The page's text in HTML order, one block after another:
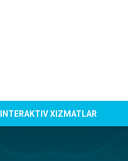
INTERAKTIV XIZMATLAR